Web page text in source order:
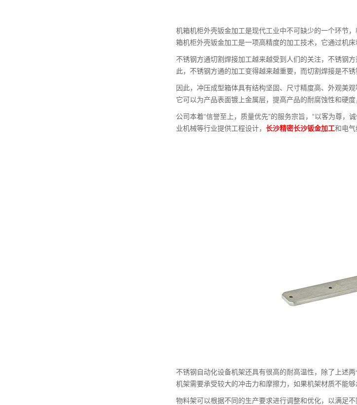
机箱机柜外壳钣金加工是现代工业中不可缺少的一个环节
箱机柜外壳钣金加工是一项高精度的加工技术，它通过机
不锈钢方通切割焊接加工越来越受到人们的关注，不锈钢
此，不锈钢方通的加工变得越来越重要，而切割焊接是不锈
因此，冲压成型箱体具有结构坚固、尺寸精度高、外观美
它可以为产品表面镀上金属层，提高产品的耐腐蚀性和硬度
公司本着“信誉至上，质量优先”的服务宗旨，“以客为尊，
业机械等行业提供工程设计，长沙精密长沙钣金加工和电气
不锈钢自动化设备机架还具有很高的耐高温性，除了上述
机架需要承受较大的冲击力和摩擦力，如果机架材质不能
物料架可以根据不同的生产要求进行调整和优化，以满足